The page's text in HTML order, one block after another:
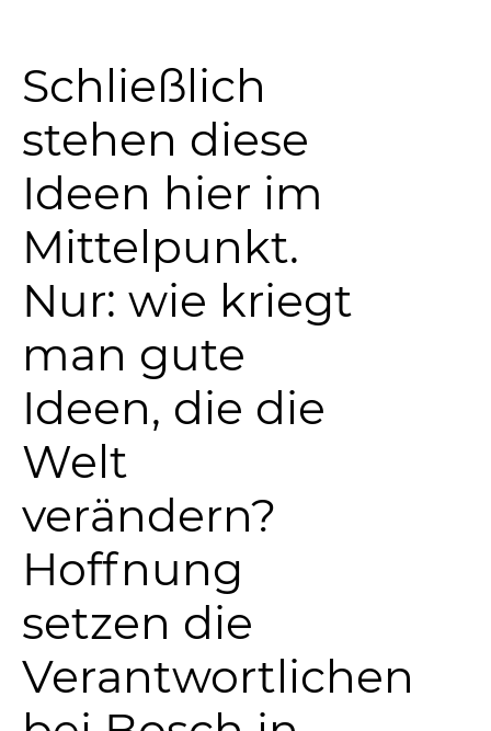
Schließlich
stehen diese
Ideen hier im
Mittelpunkt.
Nur: wie kriegt
man gute
Ideen, die die
Welt
verändern?
Hoffnung
setzen die
Verantwortlichen